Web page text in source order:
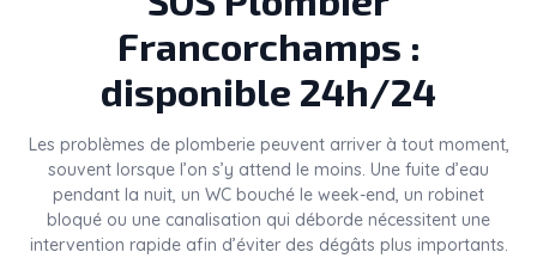
Francorchamps :
disponible 24h/24
Les problèmes de plomberie peuvent arriver à tout moment,
souvent lorsque l’on s’y attend le moins. Une fuite d’eau
pendant la nuit, un WC bouché le week-end, un robinet
bloqué ou une canalisation qui déborde nécessitent une
intervention rapide afin d’éviter des dégâts plus importants.